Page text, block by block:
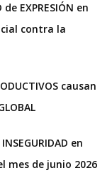
EXPRESIÓN en
contra la
causan
en
mes de junio 2026